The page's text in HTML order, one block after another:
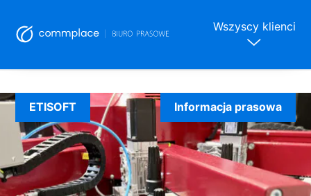
to
content
Wszyscy klienci
ETISOFT Informacja prasowa